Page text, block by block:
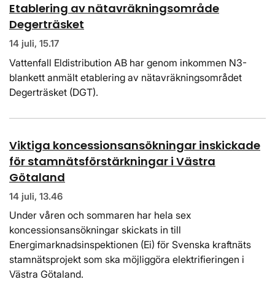
Etablering av nätavräkningsområde
Degerträsket
14 juli, 15.17
Vattenfall Eldistribution AB har genom inkommen N3-
blankett anmält etablering av nätavräkningsområdet
Degerträsket (DGT).
Viktiga koncessionsansökningar inskickade
för stamnätsförstärkningar i Västra
Götaland
14 juli, 13.46
Under våren och sommaren har hela sex
koncessionsansökningar skickats in till
Energimarknadsinspektionen (Ei) för Svenska kraftnäts
stamnätsprojekt som ska möjliggöra elektrifieringen i
Västra Götaland.